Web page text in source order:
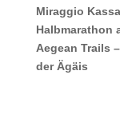
Miraggio
Halbmarathon
Aegean Trails
der Ägäis